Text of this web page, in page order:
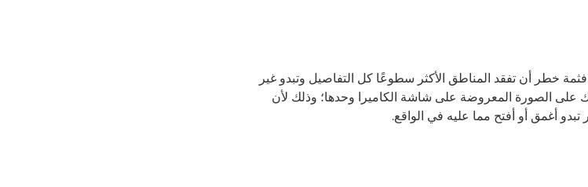
خطر أن تفقد المناطق الأكثر سطوعًا كل التفاصيل وتبدو غير
الصورة المعروضة على شاشة الكاميرا وحدها؛ وذلك لأن
أغمق أو أفتح مما عليه في الواقع.